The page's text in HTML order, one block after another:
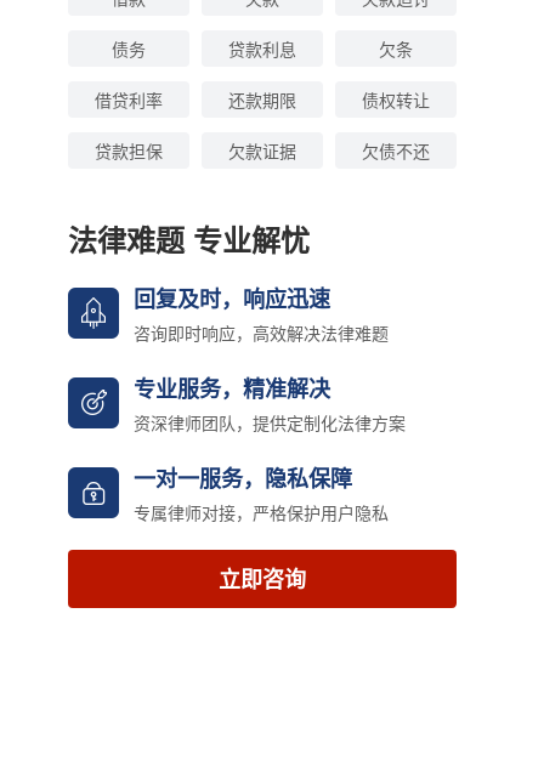
债务 贷款利息 欠条
借贷利率 还款期限 债权转让
贷款担保 欠款证据 欠债不还
法律难题 专业解忧
回复及时，响应迅速
咨询即时响应，高效解决法律难题
专业服务，精准解决
资深律师团队，提供定制化法律方案
一对一服务，隐私保障
专属律师对接，严格保护用户隐私
立即咨询